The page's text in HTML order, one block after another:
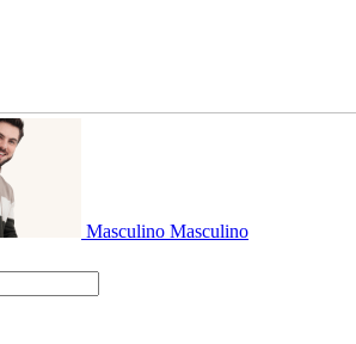
Masculino Masculino